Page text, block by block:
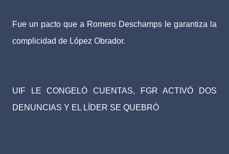
Fue un pacto que a Romero Deschamps le garantiza la
complicidad de López Obrador.
UIF LE CONGELÓ CUENTAS, FGR ACTIVÓ DOS
DENUNCIAS Y EL LÍDER SE QUEBRÓ